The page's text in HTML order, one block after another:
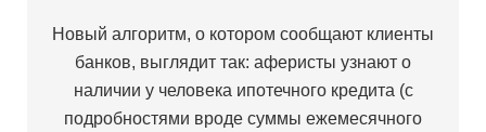
Новый алгоритм, о котором сообщают клиенты
банков, выглядит так: аферисты узнают о
наличии у человека ипотечного кредита (с
подробностями вроде суммы ежемесячного